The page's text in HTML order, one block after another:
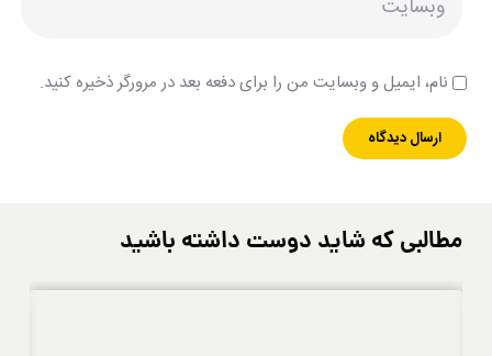
نام، ایمیل و وبسایت من را برای دفعه بعد در مرورگر ذخیره کنید.
مطالبی که شاید دوست داشته باشید